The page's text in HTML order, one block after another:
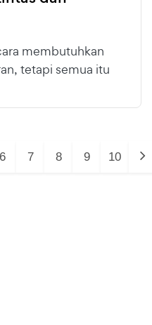
membutuhkan
tetapi semua itu
6 7 8 9 10